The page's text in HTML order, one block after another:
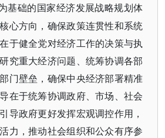
基础的国家经济发展战略规划体
心方向，确保政策连贯性和系统
于健全党对经济工作的决策与执
究重大经济问题、统筹协调各部
门壁垒，确保中央经济部署精准
在于统筹协调政府、市场、社会
导政府更好发挥宏观调控作用，
力，推动社会组织和公众有序参